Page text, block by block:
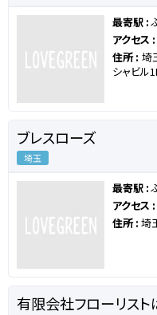
最寄駅 :
アクセス :
住所 : 埼
シャビル
ブレスローズ
埼玉
最寄駅 :
アクセス :
住所 : 埼
有限会社フローリスト